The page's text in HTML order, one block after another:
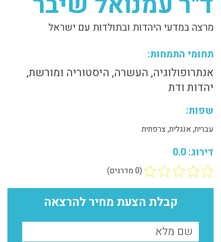
מרצה במדעי היהדות ובתולדות עם ישראל
תחומי התמחות:
אנתרופולוגיה, העשרה, היסטוריה ומורשת,
יהדות ודת
שפות:
עברית, אנגלית, צרפתית
דירוג: 0.0
(0 מדרגים)
קבלת הצעת מחיר להרצאה